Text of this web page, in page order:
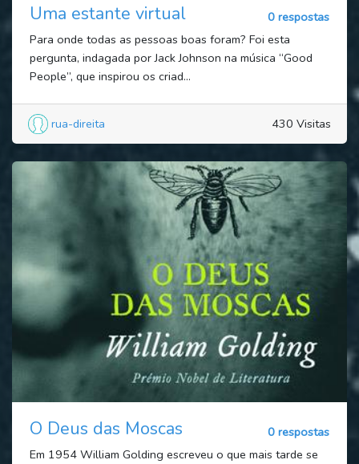
Uma estante virtual
0 respostas
Para onde todas as pessoas boas foram? Foi esta
pergunta, indagada por Jack Johnson na música “Good
People”, que inspirou os criad...
rua-direita 430 Visitas
O Deus das Moscas
0 respostas
Em 1954 William Golding escreveu o que mais tarde se